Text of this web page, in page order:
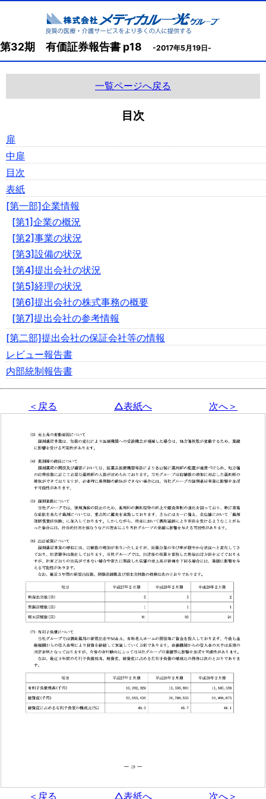
第32期 有価証券報告書 p18 -2017年5月19日-
一覧ページへ戻る
目次
扉
中扉
目次
表紙
[第一部]企業情報
[第1]企業の概況
[第2]事業の状況
[第3]設備の状況
[第4]提出会社の状況
[第5]経理の状況
[第6]提出会社の株式事務の概要
[第7]提出会社の参考情報
[第二部]提出会社の保証会社等の情報
レビュー報告書
内部統制報告書
＜戻る △表紙へ 次へ＞
＜戻る △表紙へ 次へ＞